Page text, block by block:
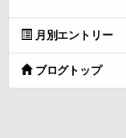
月別エントリー
ブログトップ